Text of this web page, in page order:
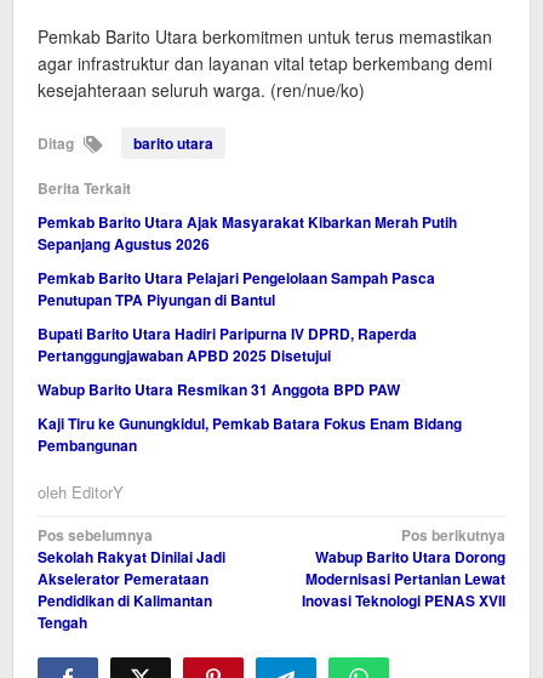
Pemkab Barito Utara berkomitmen untuk terus memastikan
agar infrastruktur dan layanan vital tetap berkembang demi
kesejahteraan seluruh warga. (ren/nue/ko)
Ditag barito utara
Berita Terkait
Pemkab Barito Utara Ajak Masyarakat Kibarkan Merah Putih
Sepanjang Agustus 2026
Pemkab Barito Utara Pelajari Pengelolaan Sampah Pasca
Penutupan TPA Piyungan di Bantul
Bupati Barito Utara Hadiri Paripurna IV DPRD, Raperda
Pertanggungjawaban APBD 2025 Disetujui
Wabup Barito Utara Resmikan 31 Anggota BPD PAW
Kaji Tiru ke Gunungkidul, Pemkab Batara Fokus Enam Bidang
Pembangunan
oleh EditorY
Navigasi
pos
Pos sebelumnya
Sekolah Rakyat Dinilai Jadi
Akselerator Pemerataan
Pendidikan di Kalimantan
Tengah
Pos berikutnya
Wabup Barito Utara Dorong
Modernisasi Pertanian Lewat
Inovasi Teknologi PENAS XVII